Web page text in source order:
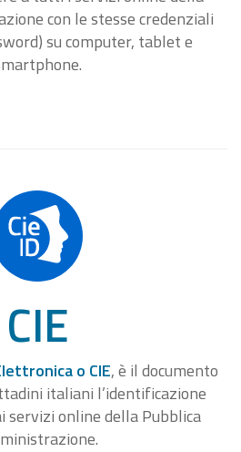
con le stesse credenziali
su computer, tablet e
CIE
o CIE, è il documento
italiani l’identificazione
servizi online della Pubblica